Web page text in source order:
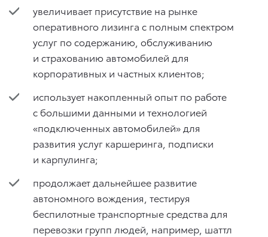
увеличивает присутствие на рынке
оперативного лизинга с полным спектром
услуг по содержанию, обслуживанию
и страхованию автомобилей для
корпоративных и частных клиентов;
использует накопленный опыт по работе
с большими данными и технологией
«подключенных автомобилей» для
развития услуг каршеринга, подписки
и карпулинга;
продолжает дальнейшее развитие
автономного вождения, тестируя
беспилотные транспортные средства для
перевозки групп людей, например, шаттл